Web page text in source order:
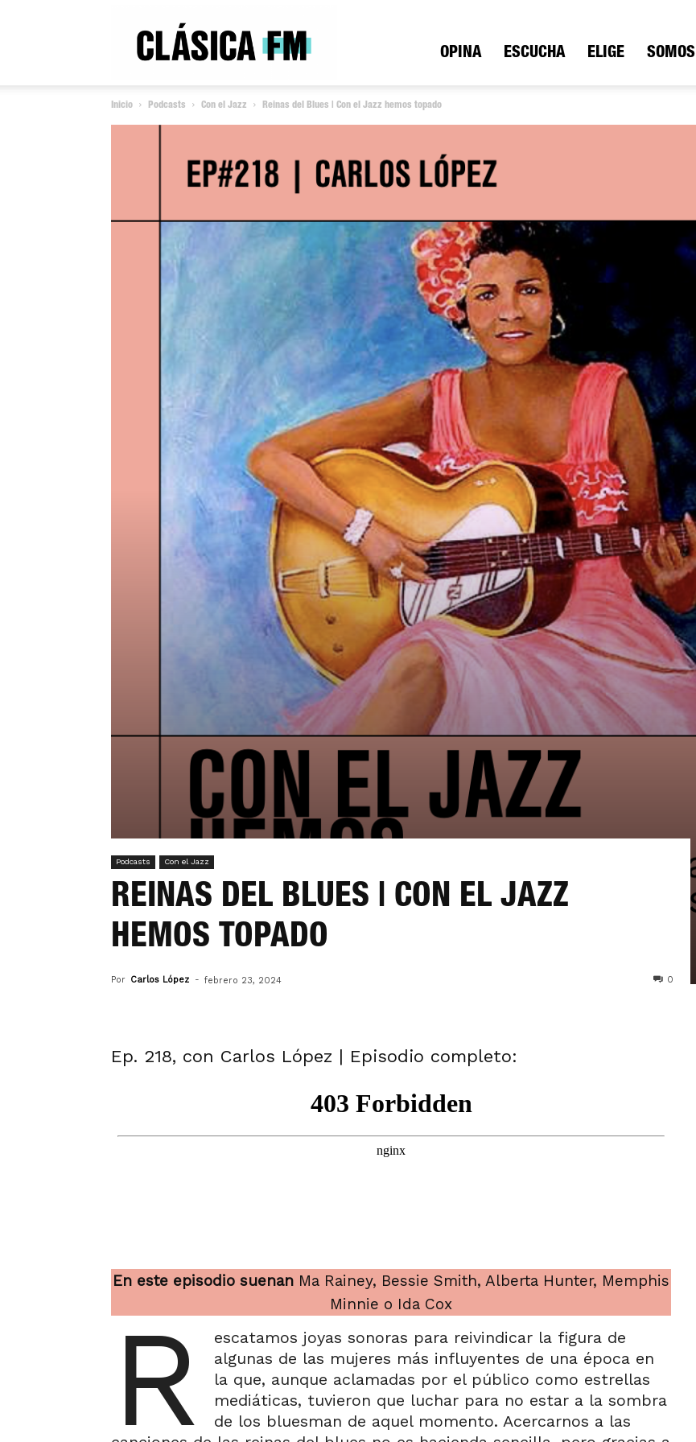
FM
OPINA ESCUCHA ELIGE SOMOS
Inicio Podcasts Con el Jazz Reinas del Blues | Con el Jazz hemos topado
Podcasts Con el Jazz
REINAS DEL BLUES | CON EL JAZZ
HEMOS TOPADO
Por Carlos López - febrero 23, 2024 0
Ep. 218, con Carlos López | Episodio completo:
En este episodio suenan Ma Rainey, Bessie Smith, Alberta Hunter, Memphis
Minnie o Ida Cox
R
escatamos joyas sonoras para reivindicar la figura de
algunas de las mujeres más influyentes de una época en
la que, aunque aclamadas por el público como estrellas
mediáticas, tuvieron que luchar para no estar a la sombra
de los bluesman de aquel momento. Acercarnos a las